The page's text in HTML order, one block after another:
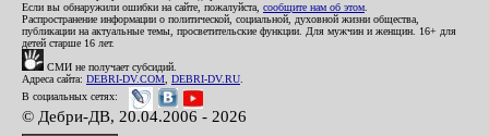
Если вы обнаружили ошибки на сайте, пожалуйста, сообщите нам об этом
Распространение информации о политической, социальной, духовной жизни общества,
публикации на актуальные темы, просветительские функции. Для мужчин и женщин. 16+ для
детей старше 16 лет.
СМИ не получает субсидий.
Адреса сайта: DEBRI-DV.COM DEBRI-DV.RU
В социальных сетях:
© Дебри-ДВ, 20.04.2006 - 2026